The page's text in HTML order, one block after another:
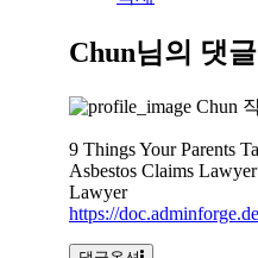
Chun님의 댓글
Chun
9 Things Your Parents
Asbestos Claims
Lawyer
https://